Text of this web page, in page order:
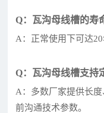
Q：瓦沟母线槽的寿
A：正常使用下可达
Q：瓦沟母线槽支持
A：多数厂家提供长
前沟通技术参数。